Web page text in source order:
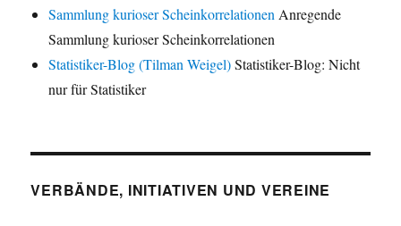
Sammlung kurioser Scheinkorrelationen Anregende
Sammlung kurioser Scheinkorrelationen
Statistiker-Blog (Tilman Weigel)Statistiker-Blog: Nicht
nur für Statistiker
VERBÄNDE, INITIATIVEN UND VEREINE